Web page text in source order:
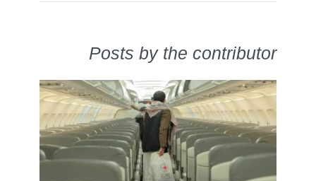
Posts by the contributor